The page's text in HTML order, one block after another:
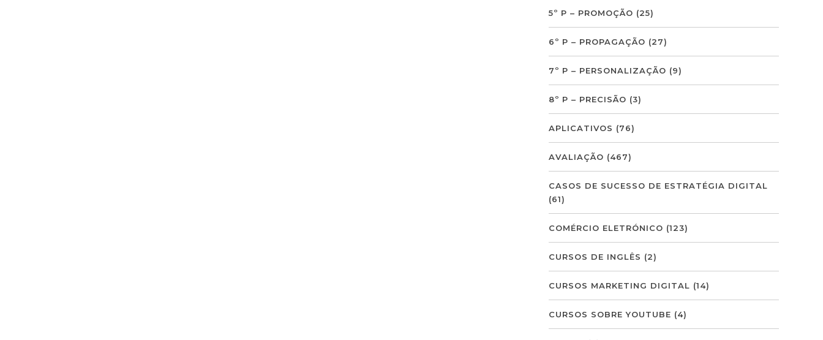
5º P – PROMOÇÃO (25)
6º P – PROPAGAÇÃO (27)
7º P – PERSONALIZAÇÃO (9)
8º P – PRECISÃO (3)
APLICATIVOS (76)
AVALIAÇÃO (467)
CASOS DE SUCESSO DE ESTRATÉGIA DIGITAL
(61)
COMÉRCIO ELETRÓNICO (123)
CURSOS DE INGLÊS (2)
CURSOS MARKETING DIGITAL (14)
CURSOS SOBRE YOUTUBE (4)